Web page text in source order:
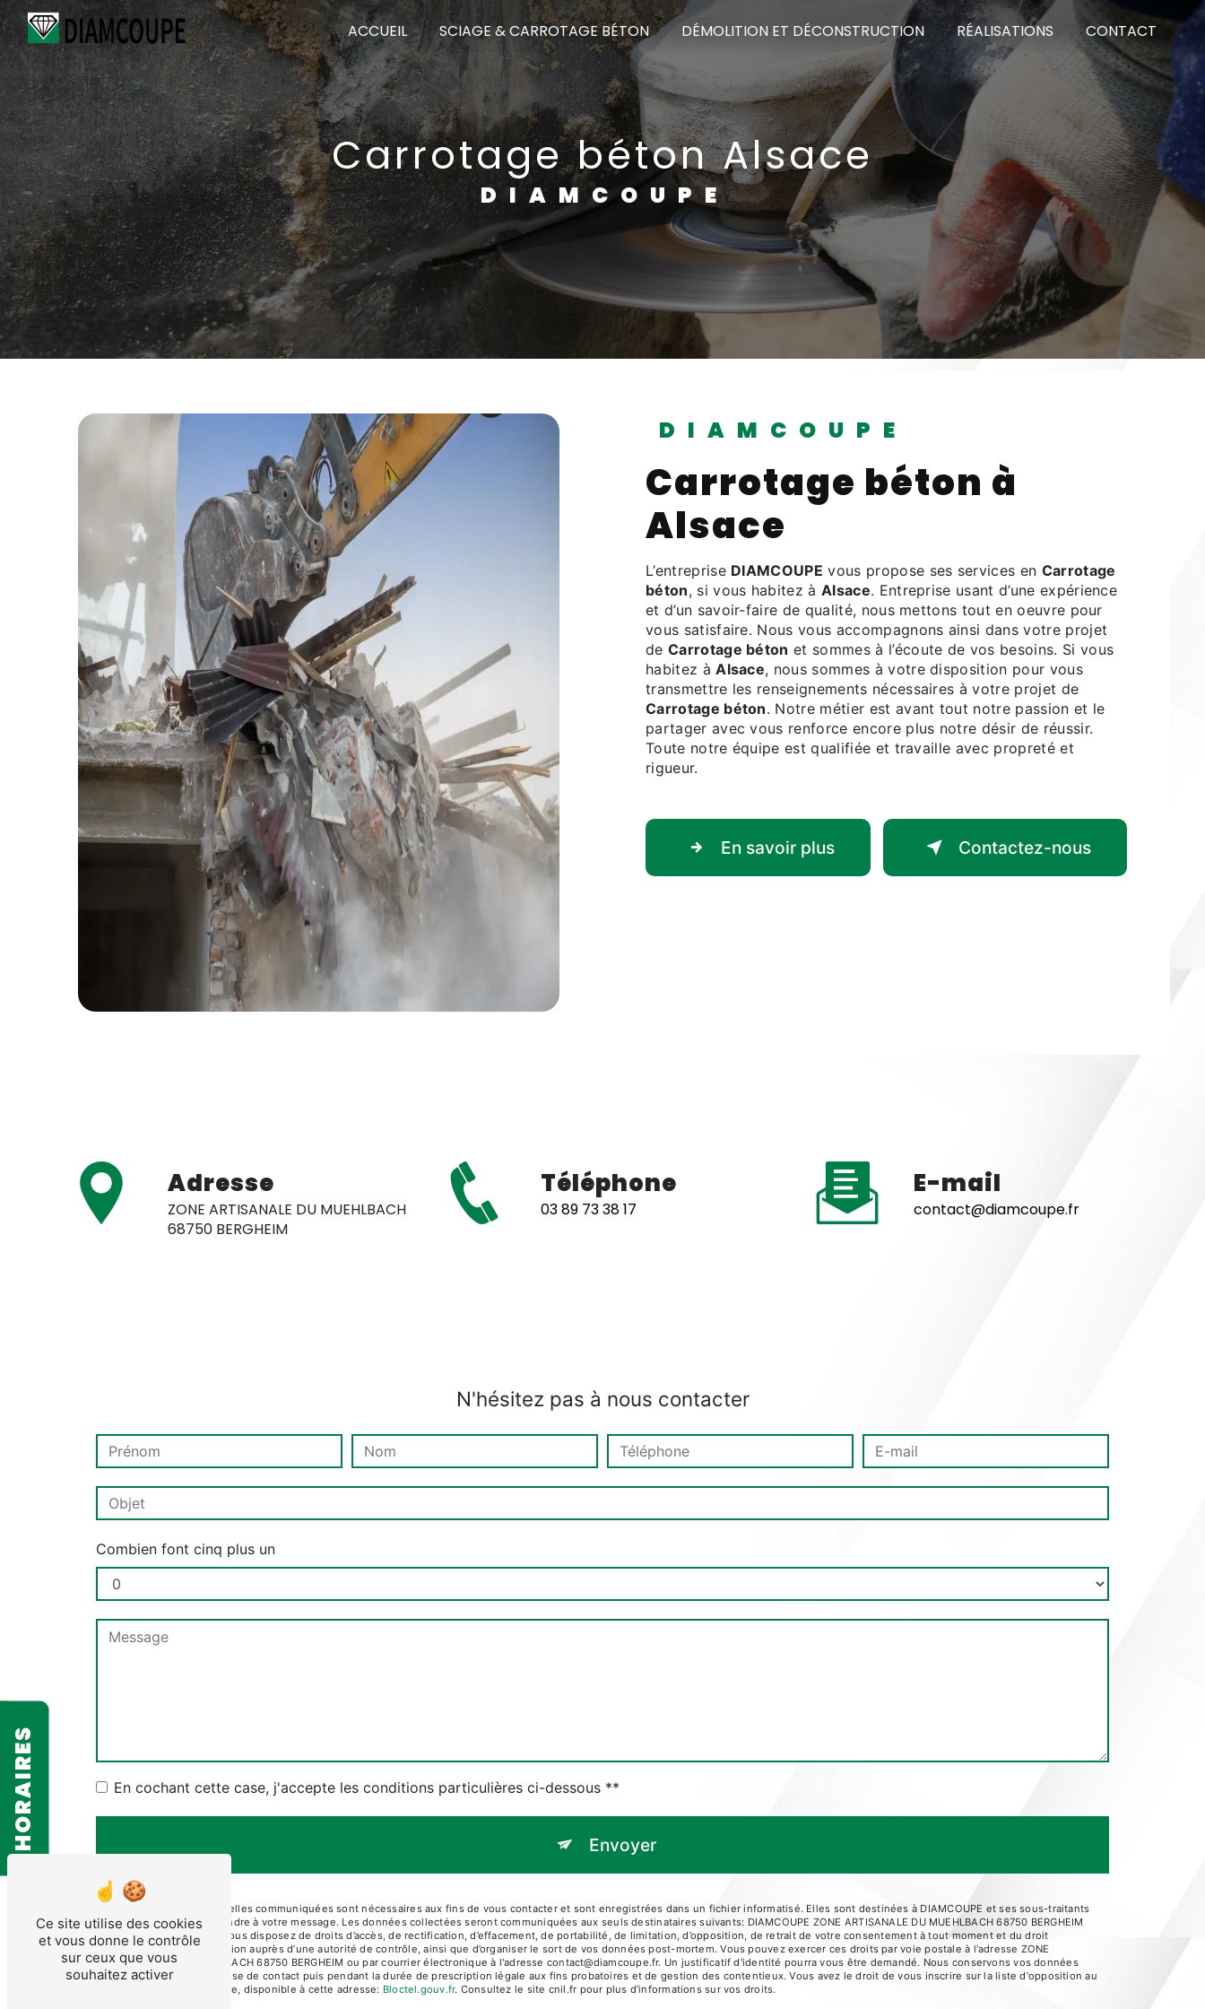
ACCUEIL SCIAGE & CARROTAGE BÉTON DÉMOLITION ET DÉCONSTRUCTION RÉALISATIONS CONTACT
Carrotage béton Alsace
DIAMCOUPE
DIAMCOUPE
Carrotage béton à
Alsace
L’entreprise DIAMCOUPE vous propose ses services en Carrotage
béton, si vous habitez àAlsace. Entreprise usant d’une expérience
et d’un savoir-faire de qualité, nous mettons tout en oeuvre pour
vous satisfaire. Nous vous accompagnons ainsi dans votre projet
de Carrotage béton et sommes à l’écoute de vos besoins. Si vous
habitez àAlsace, nous sommes à votre disposition pour vous
transmettre les renseignements nécessaires à votre projet de
Carrotage béton. Notre métier est avant tout notre passion et le
partager avec vous renforce encore plus notre désir de réussir.
Toute notre équipe est qualifiée et travaille avec propreté et
rigueur.
En savoir plus Contactez-nous
Adresse
ZONE ARTISANALE DU MUEHLBACH
68750 BERGHEIM
Téléphone
03 89 73 38 17
E-mail
contact@diamcoupe.fr
N'hésitez pas à nous contacter
Combien font cinq plus un
En cochant cette case, j'accepte les conditions particulières ci-dessous **
Envoyer
** Les données personnelles communiquées sont nécessaires aux fins de vous contacter et sont enregistrées dans un fichier informatisé. Elles sont destinées à DIAMCOUPE et ses sous-traitants
dans le seul but de répondre à votre message. Les données collectées seront communiquées aux seuls destinataires suivants: DIAMCOUPE ZONE ARTISANALE DU MUEHLBACH 68750 BERGHEIM
contact@diamcoupe.fr. Vous disposez de droits d’accès, de rectification, d’effacement, de portabilité, de limitation, d’opposition, de retrait de votre consentement à tout moment et du droit
d’introduire une réclamation auprès d’une autorité de contrôle, ainsi que d’organiser le sort de vos données post-mortem. Vous pouvez exercer ces droits par voie postale à l'adresse ZONE
ARTISANALE DU MUEHLBACH 68750 BERGHEIM ou par courrier électronique à l'adresse contact@diamcoupe.fr. Un justificatif d'identité pourra vous être demandé. Nous conservons vos données
pendant la période de prise de contact puis pendant la durée de prescription légale aux fins probatoires et de gestion des contentieux. Vous avez le droit de vous inscrire sur la liste d'opposition au
démarchage téléphonique, disponible à cette adresse: Bloctel.gouv.fr. Consultez le site cnil.fr pour plus d’informations sur vos droits.
HORAIRES
Panneau de gestion des cookies
Ce site utilise des cookies
et vous donne le contrôle
sur ceux que vous
souhaitez activer